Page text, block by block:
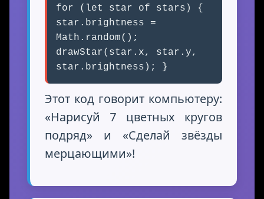
for (let star of stars) {
star.brightness =
Math.random();
drawStar(star.x, star.y,
star.brightness); }
Этот код говорит компьютеру:
«‎Нарисуй 7 цветных кругов
подряд» и «‎Сделай звёзды
мерцающими»!